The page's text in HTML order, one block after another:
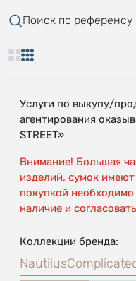
Поиск по референсу
Услуги по выкупу/
агентирования
STREET»
Внимание! Большая
изделий, сумок
покупкой
наличие и
Коллекции бренда:
Nautilus